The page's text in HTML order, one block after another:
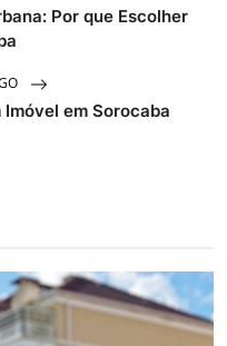
Por que Escolher
em Sorocaba